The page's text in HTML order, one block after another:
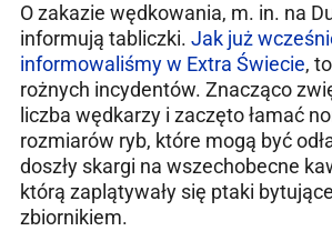
O zakazie wędkowania, m. in. na
informują tabliczki. Jak już
informowaliśmy w Extra Świecie,
rożnych incydentów. Znacząco
liczba wędkarzy i zaczęto łamać
rozmiarów ryb, które mogą być
doszły skargi na wszechobecne
którą zaplątywały się ptaki
zbiornikiem.